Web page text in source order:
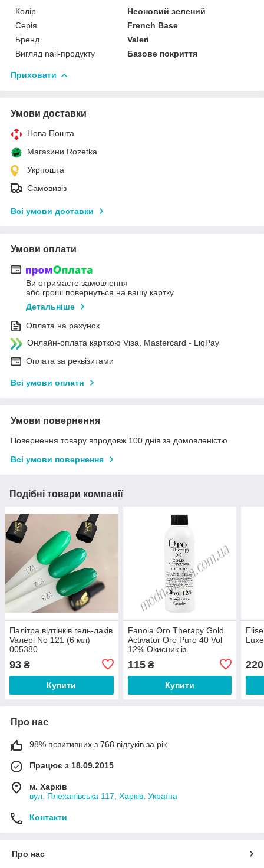
Колір
Неоновий зелений
Серія
French Base
Бренд
Valeri
Вигляд nail-продукту
Базове покриття
Приховати
Умови доставки
Нова Пошта
Магазини Rozetka
Укрпошта
Самовивіз
Всі умови доставки
Умови оплати
Ви отримаєте замовлення
або гроші повернуться на вашу картку
Детальніше
Оплата на рахунок
Онлайн-оплата карткою Visa, Mastercard - LiqPay
Оплата за реквізитами
Всі умови оплати
Умови повернення
Повернення товару впродовж 100 днів за домовленістю
Всі умови повернення
Подібні товари компанії
Палітра відтінків гель-лаків
Vaлерi No 121 (6 мл)
005380
93 ₴
Купити
Fanola Oro Therapy Gold
Activator Oro Puro 40 Vol
12% Окисник із
мікрочастинками золота
12% 150 мл
115₴
Купити
220
Про нас
98% позитивних з 768 відгуків за рік
Працює з 18.09.2015
м. Харків
вул. Плеханівська 117, Харків, Україна
Контакти
Про нас